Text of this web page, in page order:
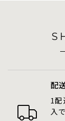
配
1配
入